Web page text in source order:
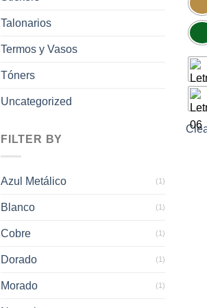
Talonarios
Termos y Vasos
Tóners
Uncategorized
FILTER BY
Azul Metálico (1)
Blanco (1)
Cobre (1)
Dorado (1)
Morado (1)